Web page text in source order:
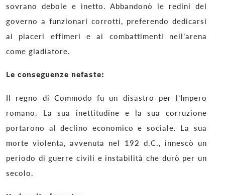
sovrano debole e inetto. Abbandonò le redini del
governo a funzionari corrotti, preferendo dedicarsi
ai piaceri effimeri e ai combattimenti nell’arena
come gladiatore.
Le conseguenze nefaste:
Il regno di Commodo fu un disastro per l’Impero
romano. La sua inettitudine e la sua corruzione
portarono al declino economico e sociale. La sua
morte violenta, avvenuta nel 192 d.C., innescò un
periodo di guerre civili e instabilità che durò per un
secolo.